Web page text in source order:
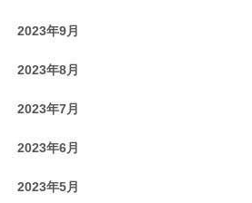
2023年9月
2023年8月
2023年7月
2023年6月
2023年5月